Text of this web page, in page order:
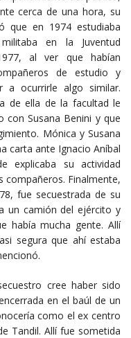
cerca de una hora, su
que en 1974 estudiaba
en la Juventud
al ver que habían
de estudio y
a ocurrirle algo similar.
de ella de la facultad le
con Susana Benini y que
Mónica y Susana
carta ante Ignacio Aníbal
explicaba su actividad
compañeros. Finalmente,
fue secuestrada de su
un camión del ejército y
había mucha gente. Allí
segura que ahí estaba
cree haber sido
en el baúl de un
como el ex centro
Tandil. Allí fue sometida